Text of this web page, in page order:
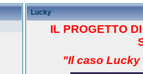
Lucky
IL PROGETTO
"Il caso